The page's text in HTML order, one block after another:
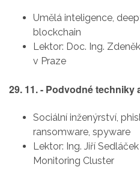
Umělá inteligence,
blockchain
Lektor: Doc. Ing.
v Praze
29. 11. - Podvodné
Sociální inženýrství,
ransomware, spyware
Lektor: Ing. Jiří
Monitoring Cluster